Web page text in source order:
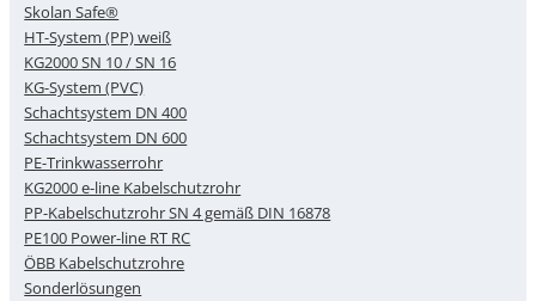
Skolan Safe®
HT-System (PP) weiß
KG2000 SN 10 / SN 16
KG-System (PVC)
Schachtsystem DN 400
Schachtsystem DN 600
PE-Trinkwasserrohr
KG2000 e-line Kabelschutzrohr
PP-Kabelschutzrohr SN 4 gemäß DIN 16878
PE100 Power-line RT RC
ÖBB Kabelschutzrohre
Sonderlösungen